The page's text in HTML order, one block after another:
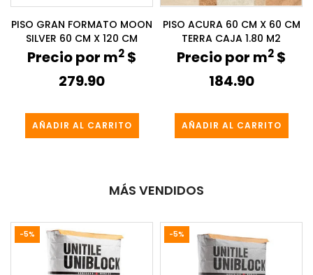
PISO GRAN FORMATO MOON
SILVER 60 CM X 120 CM
Precio por m2 $
279.90
AÑADIR AL CARRITO
PISO ACURA 60 CM X 60 CM
TERRA CAJA 1.80 M2
Precio por m2 $
184.90
AÑADIR AL CARRITO
MÁS VENDIDOS
-5% -5%